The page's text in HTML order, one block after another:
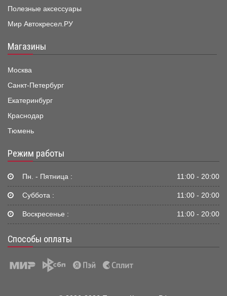
Полезные аксессуары
Мир Автокресел.РУ
Магазины
Москва
Санкт-Петербург
Екатеринбург
Краснодар
Тюмень
Режим работы
Пн. - Пятница : 11:00 - 20:00
Суббота : 11:00 - 20:00
Воскресенье : 11:00 - 20:00
Способы оплаты